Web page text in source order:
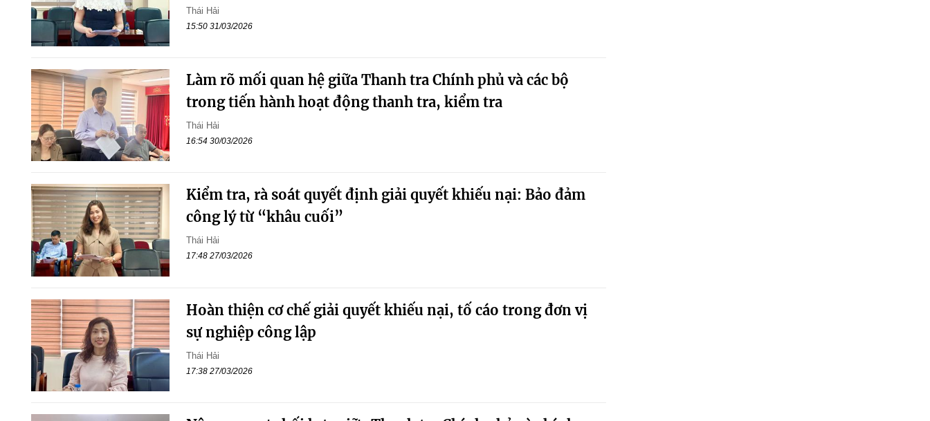
Thái Hải
15:50 31/03/2026
Làm rõ mối quan hệ giữa Thanh tra Chính phủ và các bộ
trong tiến hành hoạt động thanh tra, kiểm tra
Thái Hải
16:54 30/03/2026
Kiểm tra, rà soát quyết định giải quyết khiếu nại: Bảo đảm
công lý từ “khâu cuối”
Thái Hải
17:48 27/03/2026
Hoàn thiện cơ chế giải quyết khiếu nại, tố cáo trong đơn vị
sự nghiệp công lập
Thái Hải
17:38 27/03/2026